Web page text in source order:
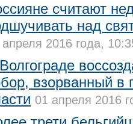
считают
над
апреля 2016 года,
взорванный в
01 апреля 2016